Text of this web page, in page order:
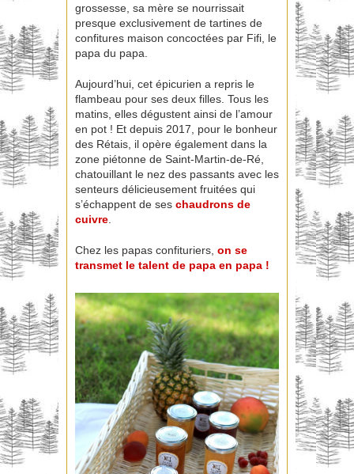
grossesse, sa mère se nourrissait
presque exclusivement de tartines de
confitures maison concoctées par Fifi, le
papa du papa.
Aujourd’hui, cet épicurien a repris le
flambeau pour ses deux filles. Tous les
matins, elles dégustent ainsi de l’amour
en pot ! Et depuis 2017, pour le bonheur
des Rétais, il opère également dans la
zone piétonne de Saint-Martin-de-Ré,
chatouillant le nez des passants avec les
senteurs délicieusement fruitées qui
s’échappent de ses chaudrons de
cuivre
Chez les papas confituriers, on se
transmet le talent de papa en papa !